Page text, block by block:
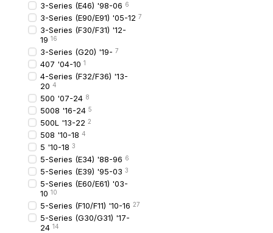
3-Series (E46) '98-06 6
3-Series (E90/E91) '05-12 7
3-Series (F30/F31) '12-
19 16
3-Series (G20) '19- 7
407 '04-10 1
4-Series (F32/F36) '13-
20 4
500 '07-24 8
5008 '16-24 5
500L '13-22 2
508 '10-18 4
5 '10-18 3
5-Series (E34) '88-96 6
5-Series (E39) '95-03 3
5-Series (E60/E61) '03-
10 10
5-Series (F10/F11) '10-16 27
5-Series (G30/G31) '17-
24 14